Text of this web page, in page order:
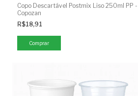
Copo Descartável Postmix Liso 250ml PP -
Copozan
R$18,91
Comprar